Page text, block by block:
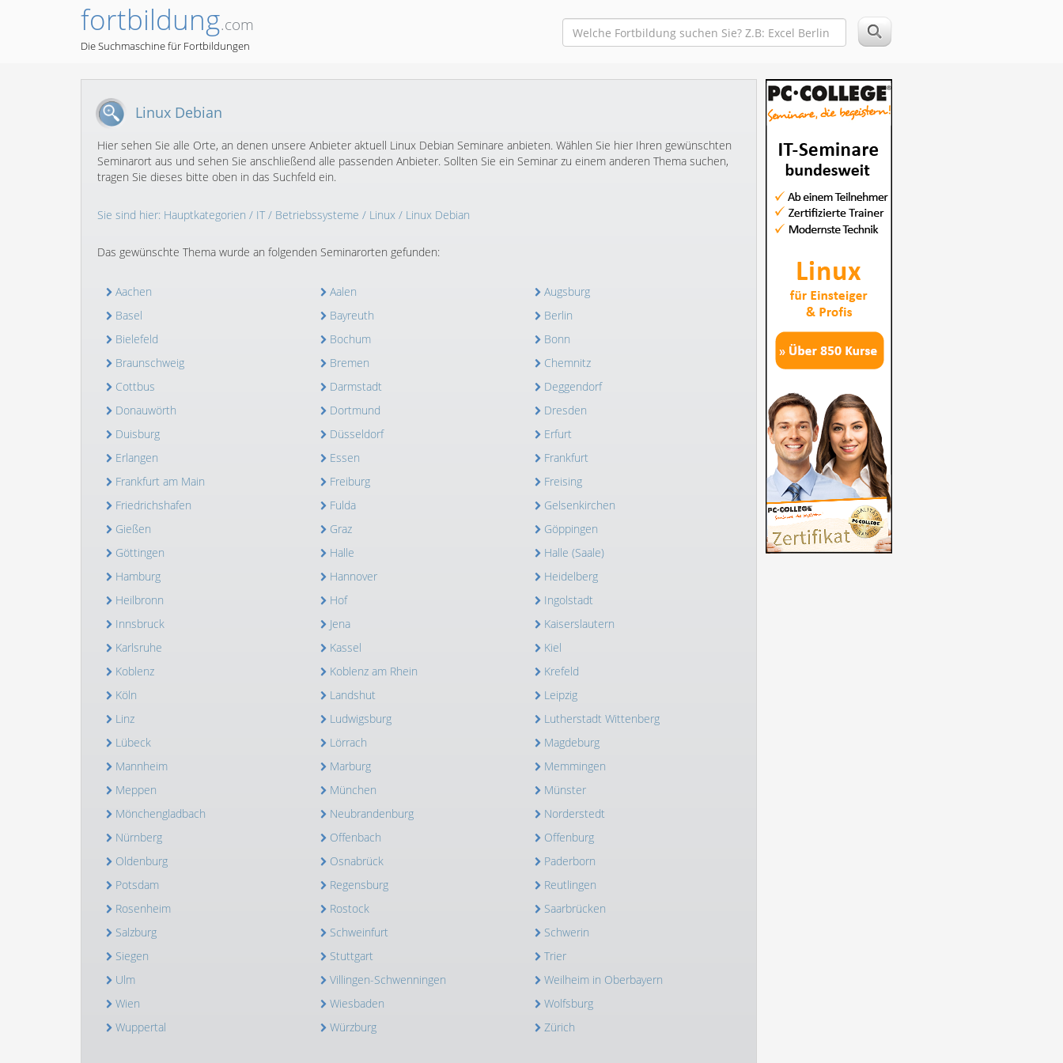
fortbildung.com
Die Suchmaschine für Fortbildungen
Linux Debian
Hier sehen Sie alle Orte, an denen unsere Anbieter aktuell Linux Debian Seminare anbieten. Wählen Sie hier Ihren gewünschten
Seminarort aus und sehen Sie anschließend alle passenden Anbieter. Sollten Sie ein Seminar zu einem anderen Thema suchen,
tragen Sie dieses bitte oben in das Suchfeld ein.
Sie sind hier: Hauptkategorien / IT/ Betriebssysteme / Linux / Linux Debian
Das gewünschte Thema wurde an folgenden Seminarorten gefunden:
Aachen Aalen
Augsburg
Basel
Bayreuth
Berlin
Bielefeld
Bochum
Bonn
Braunschweig
Bremen
Chemnitz
Cottbus
Darmstadt
Deggendorf
Donauwörth
Dortmund
Dresden
Duisburg
Düsseldorf
Erfurt
Erlangen
Essen
Frankfurt
Frankfurt am Main
Freiburg
Freising
Friedrichshafen
Fulda
Gelsenkirchen
Gießen
Graz
Göppingen
Göttingen
Halle
Halle (Saale)
Hamburg
Hannover
Heidelberg
Heilbronn
Hof
Ingolstadt
Innsbruck
Jena
Kaiserslautern
Karlsruhe
Kassel
Kiel
Koblenz
Koblenz am Rhein
Krefeld
Köln
Landshut
Leipzig
Linz
Ludwigsburg
Lutherstadt Wittenberg
Lübeck
Lörrach
Magdeburg
Mannheim
Marburg
Memmingen
Meppen
München
Münster
Mönchengladbach
Neubrandenburg
Norderstedt
Nürnberg
Offenbach
Offenburg
Oldenburg
Osnabrück
Paderborn
Potsdam
Regensburg
Reutlingen
Rosenheim
Rostock
Saarbrücken
Salzburg
Schweinfurt
Schwerin
Siegen
Stuttgart
Trier
Ulm
Villingen-Schwenningen
Weilheim in Oberbayern
Wien
Wiesbaden
Wolfsburg
Wuppertal
Würzburg Zürich